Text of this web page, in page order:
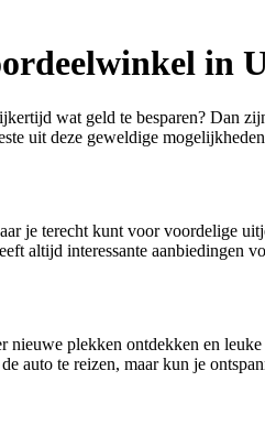
in
wat geld te besparen? Dan
uit deze geweldige
je terecht kunt voor voordelige
altijd interessante aanbiedingen
plekken ontdekken en
te reizen, maar kun je